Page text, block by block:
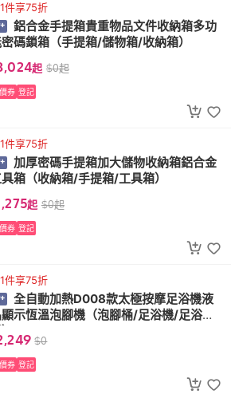
件享75折
鋁合金手提箱貴重物品文件收納箱多功
碼鎖箱（手提箱/儲物箱/收納箱）
起 $0起
券 登記
件享75折
加厚密碼手提箱加大儲物收納箱鋁合金
箱（收納箱/手提箱/工具箱）
起 $0起
券 登記
件享75折
全自動加熱D008款太極按摩足浴機液
示恆溫泡腳機（泡腳桶/足浴機/足浴
$0
券 登記